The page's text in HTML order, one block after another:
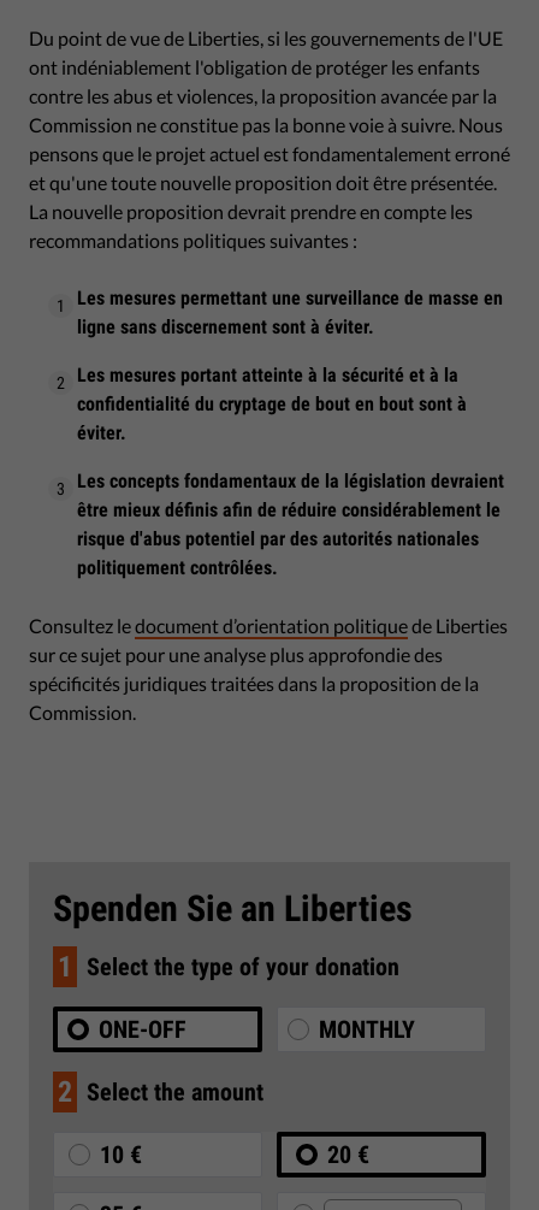
Du point de vue de Liberties, si les gouvernements de l'UE
ont indéniablement l'obligation de protéger les enfants
contre les abus et violences, la proposition avancée par la
Commission ne constitue pas la bonne voie à suivre. Nous
pensons que le projet actuel est fondamentalement erroné
et qu'une toute nouvelle proposition doit être présentée.
La nouvelle proposition devrait prendre en compte les
recommandations politiques suivantes :
Les mesures permettant une surveillance de masse en
ligne sans discernement sont à éviter.
Les mesures portant atteinte à la sécurité et à la
confidentialité du cryptage de bout en bout sont à
éviter.
Les concepts fondamentaux de la législation devraient
être mieux définis afin de réduire considérablement le
risque d'abus potentiel par des autorités nationales
politiquement contrôlées.
Consultez ledocument d’orientation politiquede Liberties
sur ce sujet pour une analyse plus approfondie des
spécificités juridiques traitées dans la proposition de la
Commission.
Spenden Sie an Liberties
1 Select the type of your donation
ONE-OFF MONTHLY
2 Select the amount
10 € 20 €